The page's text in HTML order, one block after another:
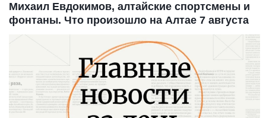
Михаил Евдокимов, алтайские спортсмены и
фонтаны. Что произошло на Алтае 7 августа